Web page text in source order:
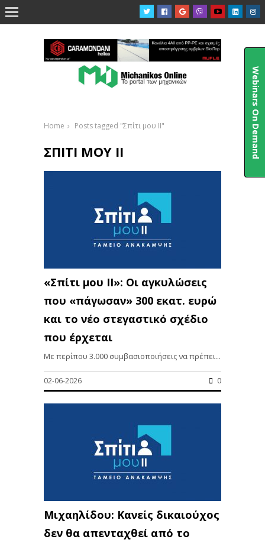

Home Posts tagged "Σπίτι μου ΙΙ"
ΣΠΊΤΙ ΜΟΥ ΙΙ
«Σπίτι μου ΙΙ»: Οι αγκυλώσεις
που «πάγωσαν» 300 εκατ. ευρώ
και το νέο στεγαστικό σχέδιο
που έρχεται
Με περίπου 3.000 συμβασιοποιήσεις να πρέπει...
02-06-2026 0
Μιχαηλίδου: Κανείς δικαιούχος
δεν θα απενταχθεί από το
Webinars On Demand